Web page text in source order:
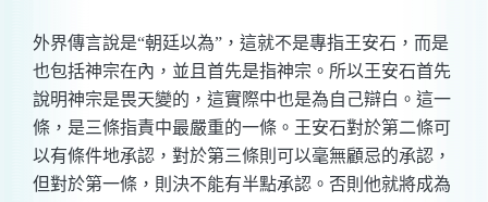
外界傳言說是“朝廷以為”，這就不是專指王安石，而是
也包括神宗在內，並且首先是指神宗。所以王安石首先
說明神宗是畏天變的，這實際中也是為自己辯白。這一
條，是三條指責中最嚴重的一條。王安石對於第二條可
以有條件地承認，對於第三條則可以毫無顧忌的承認，
但對於第一條，則決不能有半點承認。否則他就將成為